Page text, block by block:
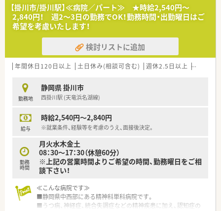
【掛川市/掛川駅】≪病院／パート≫ ★時給2,540円～
2,840円！ 週2～3日の勤務でOK！勤務時間・出勤曜日はご
希望を考慮いたします！
検討リストに追加
年間休日120日以上 土日休み(相談可含む) 週休2.5日以上 週32h以
勤務地
静岡県 掛川市
西掛川駅 (天竜浜名湖線)
給与
時給2,540円～2,840円
※就業条件、経験等を考慮のうえ、面接後決定。
勤務
時間
月火水木金土
08：30～17：30（休憩60分）
※上記の営業時間よりご希望の時間、勤務曜日をご相
談下さい！
≪こんな病院です≫
■静岡県中西部にある精神科単科病院です。
■うつ病、神経症、統合失調症などの精神疾患に加え、認知症の